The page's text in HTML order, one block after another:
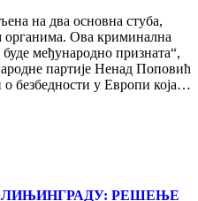
на два основна стуба,
органима. Ова криминална
међународно призната“,
партије Ненад Поповић
безбедности у Европи која…
РЕШЕЊЕ